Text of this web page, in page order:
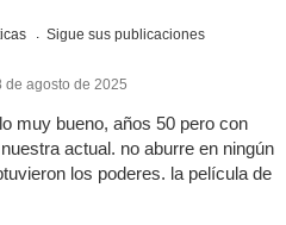
Sigue sus publicaciones
de agosto de 2025
muy bueno, años 50 pero con
actual. no aburre en ningún
los poderes. la película de